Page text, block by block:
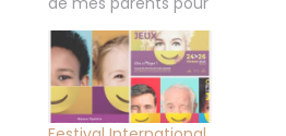
faire une soirée jeux
de société entre
famille et amis au
clair de lune. Nous
adorons organiser